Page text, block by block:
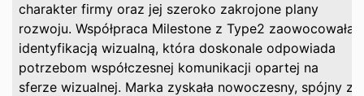
charakter firmy oraz jej szeroko zakrojone plany
rozwoju. Współpraca Milestone z Type2 zaowocowała
identyfikacją wizualną, która doskonale odpowiada
potrzebom współczesnej komunikacji opartej na
sferze wizualnej. Marka zyskała nowoczesny, spójny z